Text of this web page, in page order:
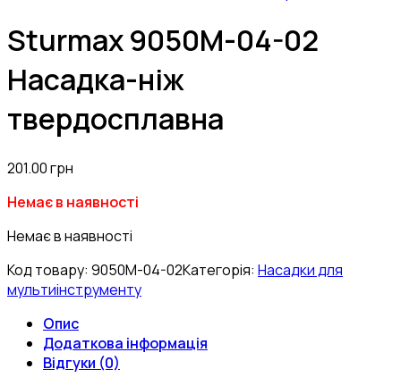
Sturmax 9050M-04-02
Насадка-ніж
твердосплавна
201.00грн
Немає в наявності
Немає в наявності
Код товару: 9050M-04-02Категорія: Насадки для
мультиінструменту
Опис
Додаткова інформація
Відгуки (0)